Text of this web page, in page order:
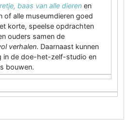
baas van alle dieren en
of alle museumdieren goed
korte, speelse opdrachten
ouders samen de
verhalen. Daarnaast kunnen
in de doe-het-zelf-studio en
bouwen.